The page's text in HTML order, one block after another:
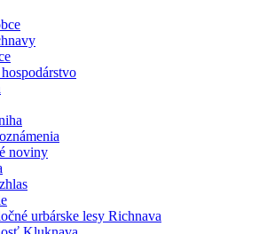
noviny
urbárske lesy Richnava